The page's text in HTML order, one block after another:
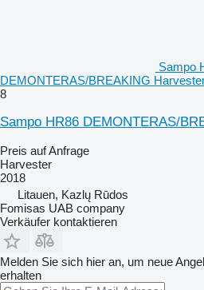
Sampo
DEMONTERAS/BREAKING
8
Sampo HR86 DEMONTERAS/
Preis auf Anfrage
Harvester
2018
Litauen, Kazlų Rūdos
Fomisas UAB company
Verkäufer kontaktieren
Melden Sie sich hier an, um neue
erhalten